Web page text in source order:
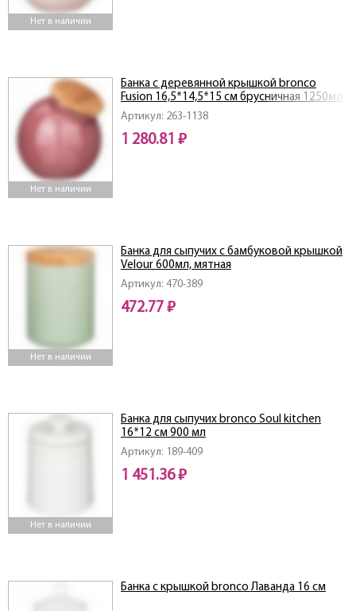
Нет в наличии
Нет в наличии
Артикул: 263-1138
Банка с деревянной крышкой bronco
Fusion 16,5*14,5*15 см брусничная 1250мл
1 280.81 ₽
Нет в наличии
Артикул: 470-389
Банка для сыпучих с бамбуковой крышкой
Velour 600мл, мятная
472.77 ₽
Нет в наличии
Артикул: 189-409
Банка для сыпучих bronco Soul kitchen
16*12 см 900 мл
1 451.36 ₽
Банка с крышкой bronco Лаванда 16 см